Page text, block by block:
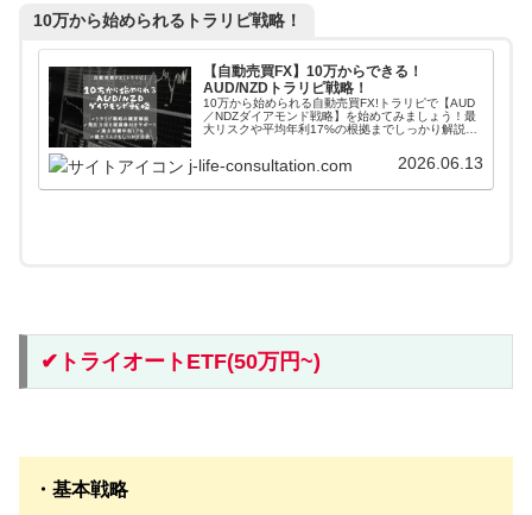
10万から始められるトラリピ戦略！
【自動売買FX】10万からできる！
AUD/NZDトラリピ戦略！
10万から始められる自動売買FX!トラリピで【AUD
／NDZダイアモンド戦略】を始めてみましょう！最
大リスクや平均年利17%の根拠までしっかり解説し
きでサポートしているので、簡単に始めることがで
きます！
j-life-consultation.com 2026.06.13
✔︎トライオートETF(50万円~)
・基本戦略